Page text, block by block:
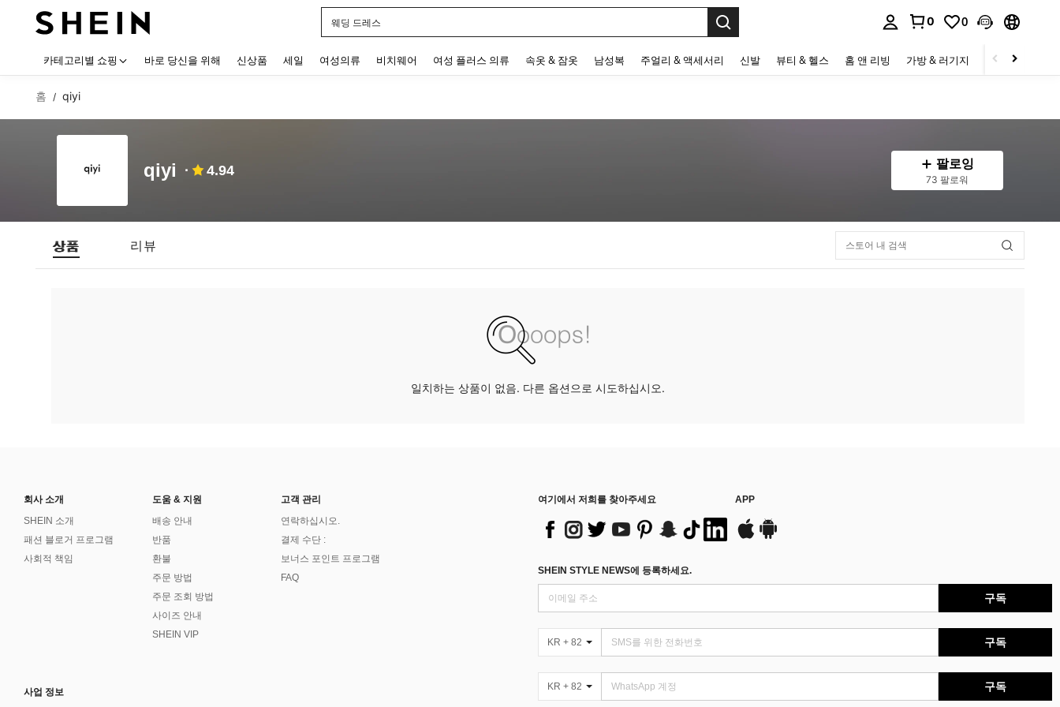
웨딩 드레스
0 0
카테고리별 쇼핑 바로 당신을 위해 신상품 세일 여성의류 비치웨어 여성 플러스 의류 속옷 & 잠옷 남성복 주얼리 & 액세서리 신발 뷰티 & 헬스 홈 앤 리빙 가방 & 러기지 스포츠 & 아웃
홈 / qiyi
qiyi 4.94 팔로잉
73 팔로워
상품 리뷰
일치하는 상품이 없음. 다른 옵션으로 시도하십시오.
회사 소개
SHEIN 소개
패션 블로거 프로그램
사회적 책임
도움 & 지원
배송 안내
반품
환불
주문 방법
주문 조회 방법
사이즈 안내
SHEIN VIP
고객 관리
연락하십시오.
결제 수단 :
보너스 포인트 프로그램
FAQ
사업 정보
여기에서 저희를 찾아주세요 APP
SHEIN STYLE NEWS에 등록하세요.
구독
KR + 82 구독
KR + 82 구독